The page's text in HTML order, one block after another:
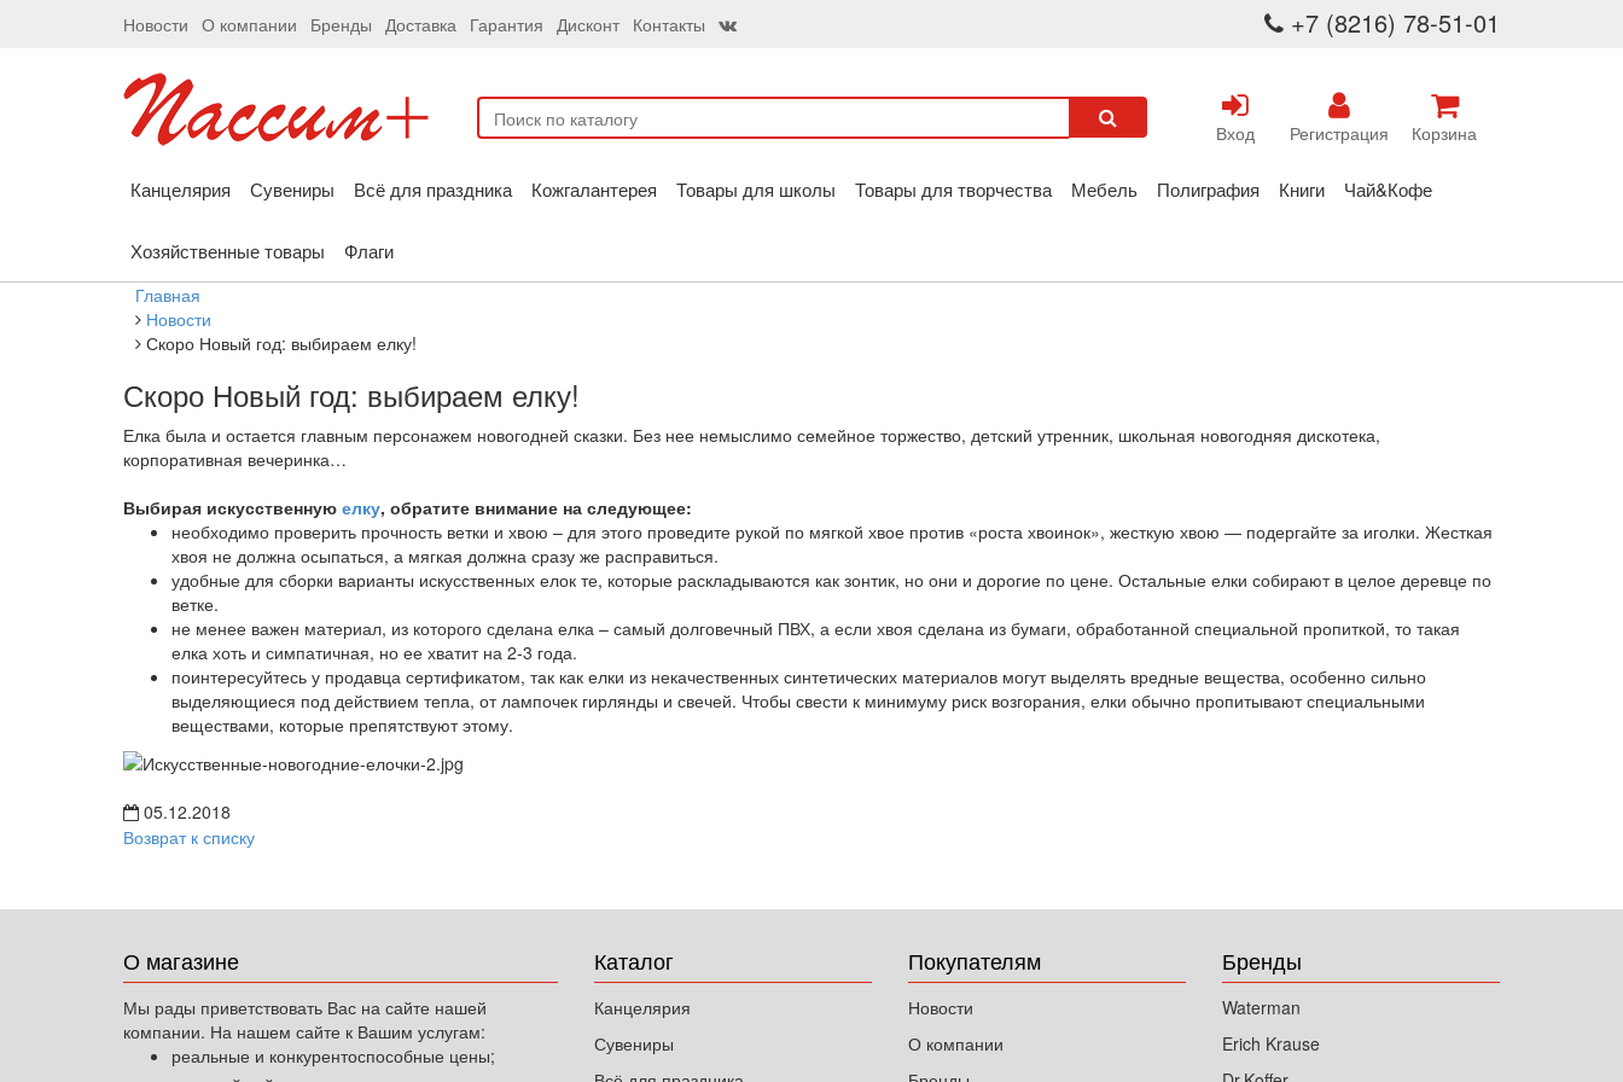
Новости О компании Бренды Доставка Гарантия Дисконт Контакты +7 (8216) 78-51-01
Вход Регистрация Корзина
Канцелярия Сувениры Всё для праздника Кожгалантерея Товары для школы Товары для творчества Мебель Полиграфия Книги Чай&Кофе
Хозяйственные товары Флаги
Главная
Новости
Скоро Новый год: выбираем елку!
Скоро Новый год: выбираем елку!
Елка была и остается главным персонажем новогодней сказки. Без нее немыслимо семейное торжество, детский утренник, школьная новогодняя дискотека,
корпоративная вечеринка…
Выбирая искусственную елку, обратите внимание на следующее:
необходимо проверить прочность ветки и хвою – для этого проведите рукой по мягкой хвое против «роста хвоинок», жесткую хвою — подергайте за иголки. Жесткая
хвоя не должна осыпаться, а мягкая должна сразу же расправиться.
удобные для сборки варианты искусственных елок те, которые раскладываются как зонтик, но они и дорогие по цене. Остальные елки собирают в целое деревце по
ветке.
не менее важен материал, из которого сделана елка – самый долговечный ПВХ, а если хвоя сделана из бумаги, обработанной специальной пропиткой, то такая
елка хоть и симпатичная, но ее хватит на 2-3 года.
поинтересуйтесь у продавца сертификатом, так как елки из некачественных синтетических материалов могут выделять вредные вещества, особенно сильно
выделяющиеся под действием тепла, от лампочек гирлянды и свечей. Чтобы свести к минимуму риск возгорания, елки обычно пропитывают специальными
веществами, которые препятствуют этому.
05.12.2018
Возврат к списку
О магазине
Мы рады приветствовать Вас на сайте нашей
компании. На нашем сайте к Вашим услугам:
реальные и конкурентоспособные цены;
Каталог
Канцелярия
Сувениры
Покупателям
Новости
О компании
Бренды
Waterman
Erich Krause